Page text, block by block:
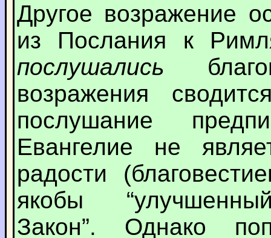
Другое возражение
из Послания к
послушались
возражения
послушание
Евангелие не
радости
якобы
Закон”. Однако